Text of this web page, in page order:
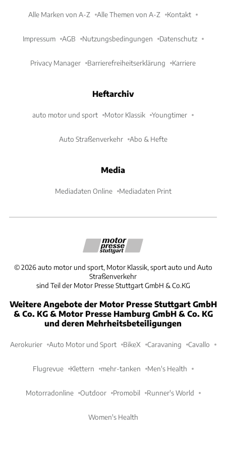
Alle Marken von A-Z Alle Themen von A-Z Kontakt
Impressum AGB Nutzungsbedingungen Datenschutz
Privacy Manager Barrierefreiheitserklärung Karriere
Heftarchiv
auto motor und sport Motor Klassik Youngtimer
Auto Straßenverkehr Abo & Hefte
Media
Mediadaten Online Mediadaten Print
©2026 auto motor und sport, Motor Klassik, sport auto und Auto
Straßenverkehr
sind Teil der Motor Presse Stuttgart GmbH & Co.KG
Weitere Angebote der Motor Presse Stuttgart GmbH
& Co. KG & Motor Presse Hamburg GmbH & Co. KG
und deren Mehrheitsbeteiligungen
Aerokurier Auto Motor und Sport BikeX Caravaning Cavallo
Flugrevue Klettern mehr-tanken Men's Health
Motorradonline Outdoor Promobil Runner's World
Women's Health